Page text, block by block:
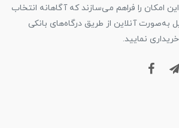
امکان را فراهم می‌سازند که آگاهانه انتخاب
به‌صورت آنلاین از طریق درگاه‌های بانکی
نمایید.